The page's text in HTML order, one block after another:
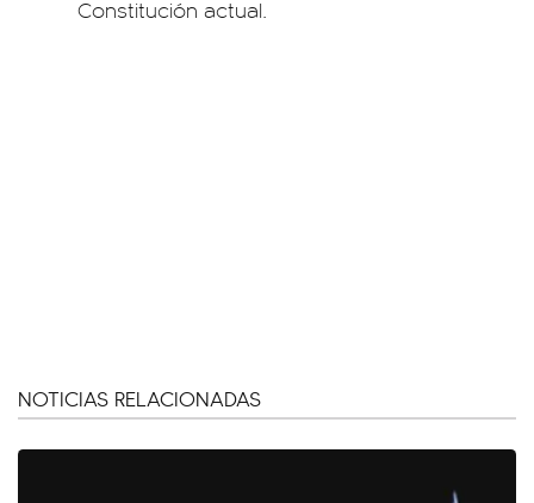
Constitución actual.
NOTICIAS RELACIONADAS